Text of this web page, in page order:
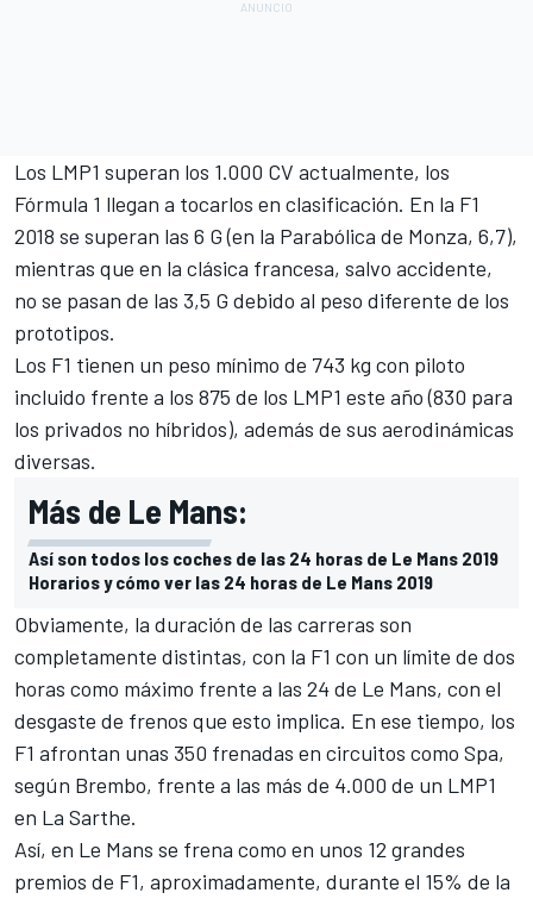
Los LMP1 superan los 1.000 CV actualmente, los
Fórmula 1 llegan a tocarlos en clasificación. En la F1
2018 se superan las 6 G (en la Parabólica de Monza, 6,7),
mientras que en la clásica francesa, salvo accidente,
no se pasan de las 3,5 G debido al peso diferente de los
prototipos.
Los F1 tienen un peso mínimo de 743 kg con piloto
incluido frente a los 875 de los LMP1 este año (830 para
los privados no híbridos), además de sus aerodinámicas
diversas.
Más de Le Mans:
Así son todos los coches de las 24 horas de Le Mans 2019
Horarios y cómo ver las 24 horas de Le Mans 2019
Obviamente, la duración de las carreras son
completamente distintas, con la F1 con un límite de dos
horas como máximo frente a las 24 de Le Mans, con el
desgaste de frenos que esto implica. En ese tiempo, los
F1 afrontan unas 350 frenadas en circuitos como Spa,
según Brembo, frente a las más de 4.000 de un LMP1
en La Sarthe.
Así, en Le Mans se frena como en unos 12 grandes
premios de F1, aproximadamente, durante el 15% de la